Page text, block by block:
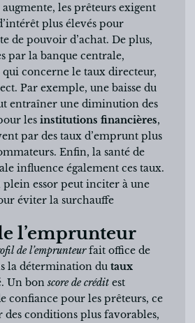
les prêteurs exigent
plus élevés pour
de pouvoir d’achat. De plus,
par la banque centrale,
concerne le taux directeur,
Par exemple, une baisse du
entraîner une diminution des
les institutions financières,
par des taux d’emprunt plus
Enfin, la santé de
influence également ces taux.
essor peut inciter à une
éviter la surchauffe
l’emprunteur
de l’emprunteurfait office de
la détermination du taux
Un bon score de crédit est
confiance pour les prêteurs, ce
conditions plus favorables,